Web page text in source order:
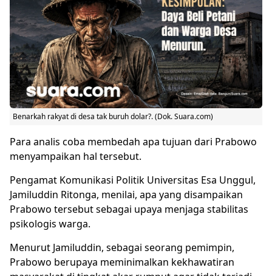
Benarkah rakyat di desa tak buruh dolar?. (Dok. Suara.com)
Para analis coba membedah apa tujuan dari Prabowo
menyampaikan hal tersebut.
Pengamat Komunikasi Politik Universitas Esa Unggul,
Jamiluddin Ritonga, menilai, apa yang disampaikan
Prabowo tersebut sebagai upaya menjaga stabilitas
psikologis warga.
Menurut Jamiluddin, sebagai seorang pemimpin,
Prabowo berupaya meminimalkan kekhawatiran